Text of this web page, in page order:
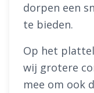
dorpen een
te bieden.
Op het
wij grotere
mee om ook